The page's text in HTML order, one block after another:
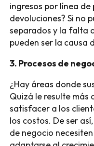
ingresos por línea
devoluciones? Si no
separados y la falta
pueden ser la causa
3. Procesos de
¿Hay áreas donde
Quizá le resulte
satisfacer a los
los costos. De ser
de negocio